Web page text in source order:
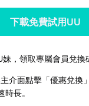
下載免費試用UU
，領取專屬會員兌換
介面點擊「優惠兌換
長。